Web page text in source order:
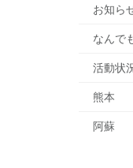
お知ら
なんで
活動状
熊本
阿蘇